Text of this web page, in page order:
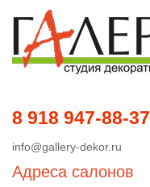
8 918 947-88-37
info@gallery-dekor.ru
Адреса салонов